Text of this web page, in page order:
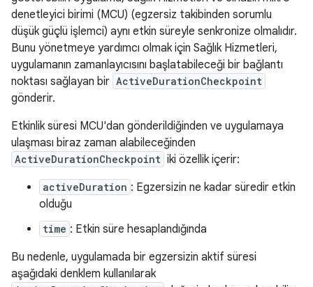
denetleyici birimi (MCU) (egzersiz takibinden sorumlu
düşük güçlü işlemci) aynı etkin süreyle senkronize olmalıdır.
Bunu yönetmeye yardımcı olmak için Sağlık Hizmetleri,
uygulamanın zamanlayıcısını başlatabileceği bir bağlantı
noktası sağlayan bir ActiveDurationCheckpoint
gönderir.
Etkinlik süresi MCU'dan gönderildiğinden ve uygulamaya
ulaşması biraz zaman alabileceğinden
ActiveDurationCheckpoint iki özellik içerir:
activeDuration : Egzersizin ne kadar süredir etkin
olduğu
time : Etkin süre hesaplandığında
Bu nedenle, uygulamada bir egzersizin aktif süresi
aşağıdaki denklem kullanılarak